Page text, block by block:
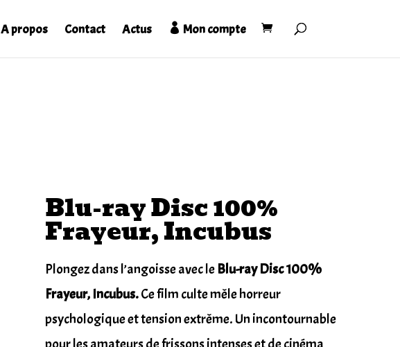
A propos Contact Actus Mon compte
Blu-ray Disc 100%
Frayeur, Incubus
Plongez dans l’angoisse avec leBlu-ray Disc 100%
Frayeur, Incubus.Ce film culte mêle horreur
psychologique et tension extrême. Un incontournable